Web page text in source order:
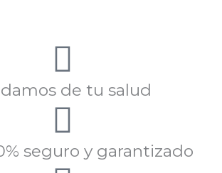
de tu salud
seguro y garantizado